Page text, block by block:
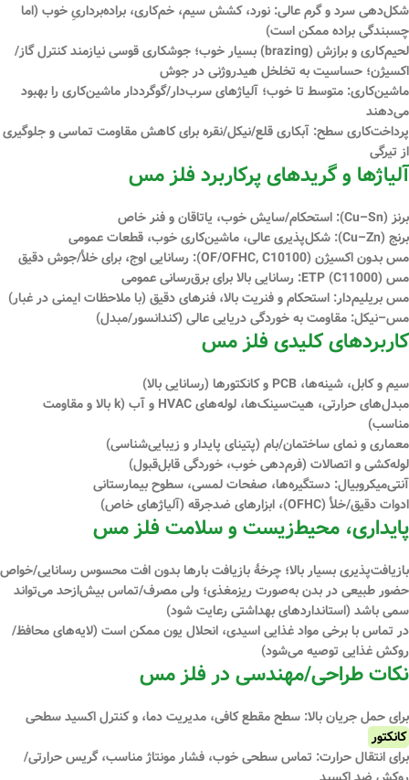
شکل‌دهی سرد و گرم عالی: نورد، کشش سیم، خم‌کاری، براده‌برداریِ خوب (اما
چسبندگی براده ممکن است)
لحیم‌کاری و برازش (brazing) بسیار خوب
؛ جوشکاری قوسی نیازمند کنترل گاز/
اکسیژن؛ حساسیت به تخلخل هیدروژنی در جوش
ماشین‌کاری: متوسط تا خوب؛ آلیاژهای سرب‌دار/گوگرددار ماشین‌کاری را بهبود
می‌دهند
پرداخت‌کاری سطح: آبکاری قلع/نیکل/نقره برای کاهش مقاومت تماسی و جلوگیری
از تیرگی
آلیاژها و گریدهای پرکاربرد فلز مس
برنز (Cu–Sn): استحکام/سایش خوب، یاتاقان و فنر خاص
برنج (Cu–Zn): شکل‌پذیری عالی، ماشین‌کاری خوب، قطعات عمومی
مس بدون اکسیژن (OF/OFHC, C10100)
: رسانایی اوج، برای خلأ/جوش دقیق
مس ETP (C11000)
: رسانایی بالا برای برق‌رسانی عمومی
مس بریلیم‌دار: استحکام و فنریت بالا، فنرهای دقیق (با ملاحظات ایمنی در غبار)
مس–نیکل: مقاومت به خوردگی دریایی عالی (کندانسور/مبدل)
کاربردهای کلیدی فلز مس
سیم و کابل، شینه‌ها، PCB و کانکتورها
(رسانایی بالا)
مبدل‌های حرارتی، هیت‌سینک‌ها، لوله‌های HVAC و آب
(k بالا و مقاومت
مناسب)
معماری و نمای ساختمان/بام (پتینای پایدار و زیبایی‌شناسی)
لوله‌کشی و اتصالات (فرم‌دهی خوب، خوردگی قابل‌قبول)
آنتی‌میکروبیال: دستگیره‌ها، صفحات لمسی، سطوح بیمارستانی
ادوات دقیق/خلأ(OFHC)، ابزارهای ضدجرقه (آلیاژهای خاص)
پایداری، محیط‌زیست و سلامت فلز مس
بازیافت‌پذیری بسیار بالا؛ چرخهٔ بازیافت بارها بدون افت محسوس رسانایی/خواص
حضور طبیعی در بدن به‌صورتریز‌مغذی؛ ولی مصرف/تماس بیش‌ازحد می‌تواند
سمیباشد (استانداردهای بهداشتی رعایت شود)
در تماس با برخی مواد غذایی اسیدی، انحلال یونممکن است (لایه‌های محافظ/
روکش غذایی توصیه می‌شود)
نکات طراحی/مهندسی در فلز مس
برایحمل جریان بالا: سطح مقطع کافی، مدیریت دما، و کنترل اکسید سطحی
کانکتور
برایانتقال حرارت: تماس سطحی خوب، فشار مونتاژ مناسب، گریس حرارتی/